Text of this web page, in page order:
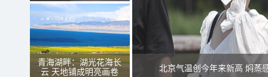
青海湖畔：湖光花海长
云 天地铺成明亮画卷
北京气温创今年来新高 焖蒸